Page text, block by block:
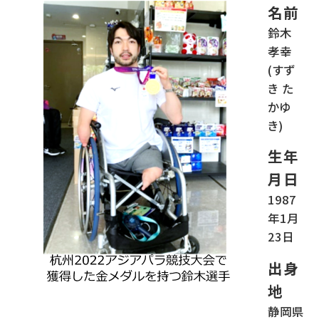
名前
鈴木
孝幸
(すず
き た
かゆ
き)
生年
月日
1987
年1月
23日
出身
地
静岡県